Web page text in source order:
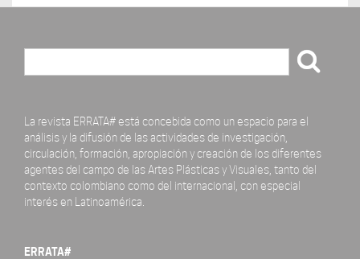
La revista ERRATA# está concebida como un espacio para el
análisis y la difusión de las actividades de investigación,
circulación, formación, apropiación y creación de los diferentes
agentes del campo de las Artes Plásticas y Visuales, tanto del
contexto colombiano como del internacional, con especial
interés en Latinoamérica.
ERRATA#